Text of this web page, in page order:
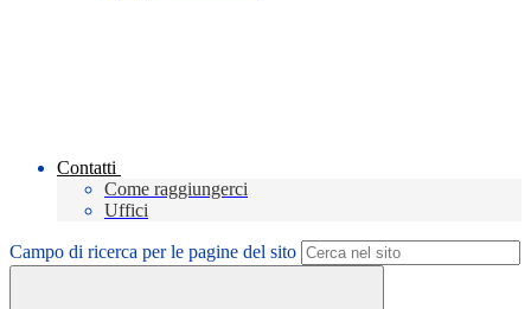
Contatti
Come raggiungerci
Uffici
Campo di ricerca per le pagine del sito